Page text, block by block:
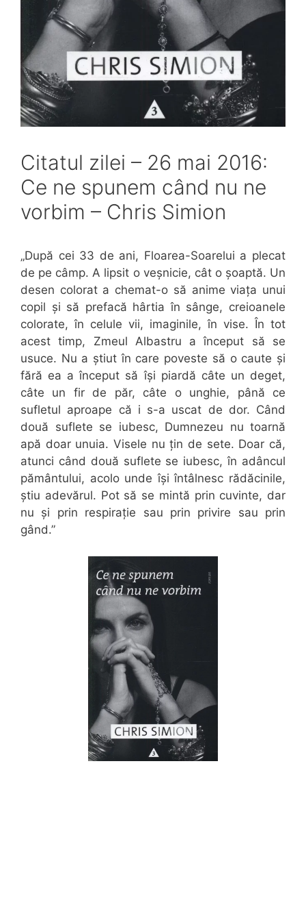
Citatul zilei – 26 mai 2016:
Ce ne spunem când nu ne
vorbim – Chris Simion
„După cei 33 de ani, Floarea-Soarelui a plecat
de pe câmp. A lipsit o veșnicie, cât o șoaptă. Un
desen colorat a chemat-o să anime viața unui
copil și să prefacă hârtia în sânge, creioanele
colorate, în celule vii, imaginile, în vise. În tot
acest timp, Zmeul Albastru a început să se
usuce. Nu a știut în care poveste să o caute și
fără ea a început să își piardă câte un deget,
câte un fir de păr, câte o unghie, până ce
sufletul aproape că i s-a uscat de dor. Când
două suflete se iubesc, Dumnezeu nu toarnă
apă doar unuia. Visele nu țin de sete. Doar că,
atunci când două suflete se iubesc, în adâncul
pământului, acolo unde își întâlnesc rădăcinile,
știu adevărul. Pot să se mintă prin cuvinte, dar
nu și prin respirație sau prin privire sau prin
gând.”